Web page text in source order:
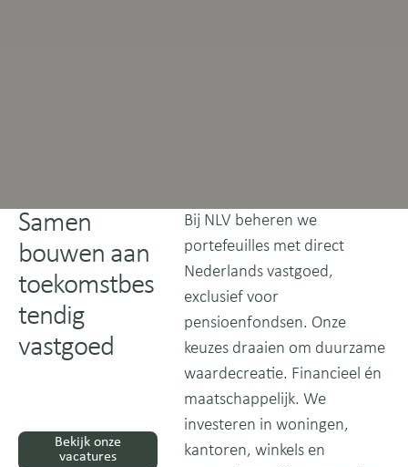
Samen
bouwen aan
toekomstbes
tendig
vastgoed
Bekijk onze vacatures
Bekijk onze
vacatures
Bij NLV beheren we
portefeuilles met direct
Nederlands vastgoed,
exclusief voor
pensioenfondsen. Onze
keuzes draaien om duurzame
waardecreatie. Financieel én
maatschappelijk. We
investeren in woningen,
kantoren, winkels en